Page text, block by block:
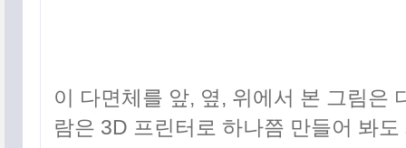
이 다면체를 앞, 옆, 위에서 본 그림은
람은 3D 프린터로 하나쯤 만들어 봐